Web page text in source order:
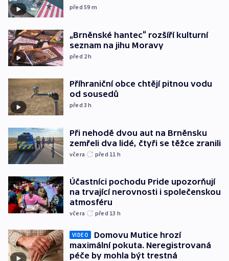
před 59 m
„Brněnské hantec“ rozšíří kulturní
seznam na jihu Moravy
před 2h
Příhraniční obce chtějí pitnou vodu
od sousedů
před 3h
Při nehodě dvou aut na Brněnsku
zemřeli dva lidé, čtyři se těžce zranili
včera před 11 h
Účastníci pochodu Pride upozorňují
na trvající nerovnosti i společenskou
atmosféru
včera před 13 h
VIDEO
Domovu Mutice hrozí
maximální pokuta. Neregistrovaná
péče by mohla být trestná